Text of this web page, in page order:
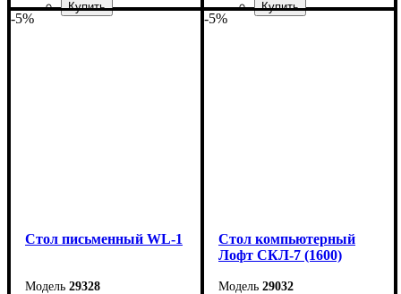
-5%
Стол письменный WL-1
29328
-5%
Стол компьютерный
Лофт СКЛ-7 (1600)
29032